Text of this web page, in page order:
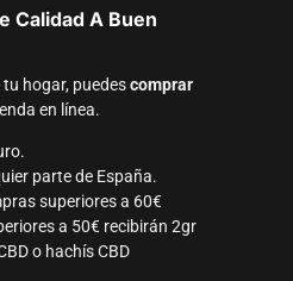
Calidad A Buen
hogar, puedescomprar
en línea.
parte de España.
superiores a 60€
a 50€ recibirán 2gr
o hachís CBD